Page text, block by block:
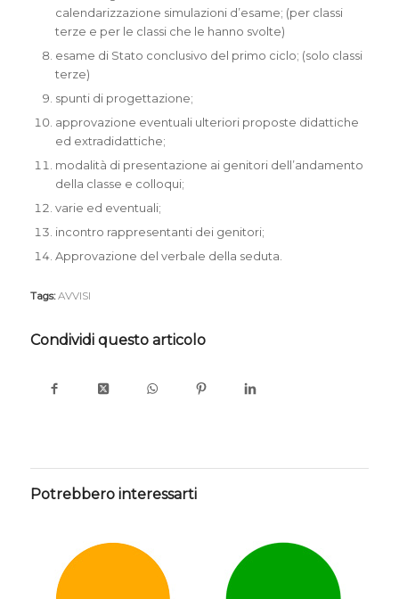
calendarizzazione simulazioni d’esame; (per classi
terze e per le classi che le hanno svolte)
esame di Stato conclusivo del primo ciclo; (solo classi
terze)
spunti di progettazione;
approvazione eventuali ulteriori proposte didattiche
ed extradidattiche;
modalità di presentazione ai genitori dell’andamento
della classe e colloqui;
varie ed eventuali;
incontro rappresentanti dei genitori;
Approvazione del verbale della seduta.
Tags: AVVISI
Condividi questo articolo
Potrebbero interessarti